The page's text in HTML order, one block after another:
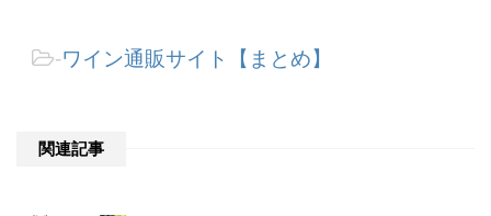
-ワイン通販サイト【まとめ】
関連記事